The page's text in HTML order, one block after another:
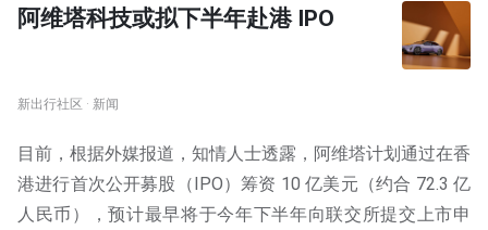
阿维塔科技或拟下半年赴港 IPO
新出行社区 · 新闻
目前，根据外媒报道，知情人士透露，阿维塔计划通过在香
港进行首次公开募股（IPO）筹资 10 亿美元（约合 72.3 亿
人民币），预计最早将于今年下半年向联交所提交上市申